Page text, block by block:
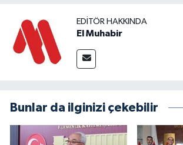
EDITÖR HAKKINDA
El Muhabir
Bunlar da ilginizi çekebilir